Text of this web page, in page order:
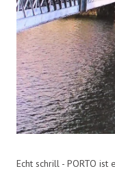
Echt schrill - PORTO